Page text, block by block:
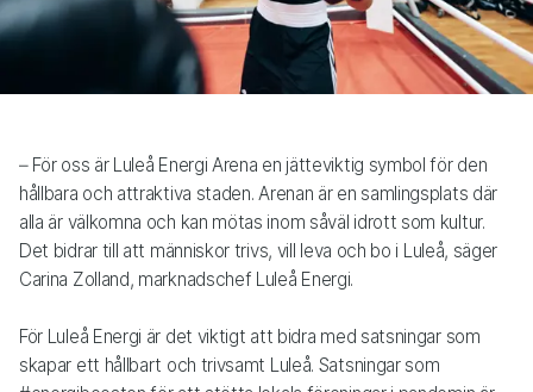
– För oss är Luleå Energi Arena en jätteviktig symbol för den
hållbara och attraktiva staden. Arenan är en samlingsplats där
alla är välkomna och kan mötas inom såväl idrott som kultur.
Det bidrar till att människor trivs, vill leva och bo i Luleå, säger
Carina Zolland, marknadschef Luleå Energi.
För Luleå Energi är det viktigt att bidra med satsningar som
skapar ett hållbart och trivsamt Luleå. Satsningar som